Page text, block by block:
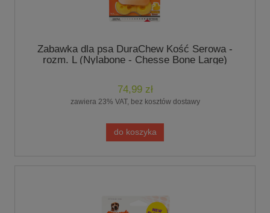
Zabawka dla psa DuraChew Kość Serowa -
rozm. L (Nylabone - Chesse Bone Large)
74,99 zł
zawiera 23% VAT, bez kosztów dostawy
do koszyka